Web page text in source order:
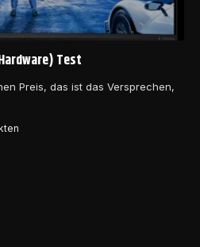
Test
Preis, das ist das Versprechen,